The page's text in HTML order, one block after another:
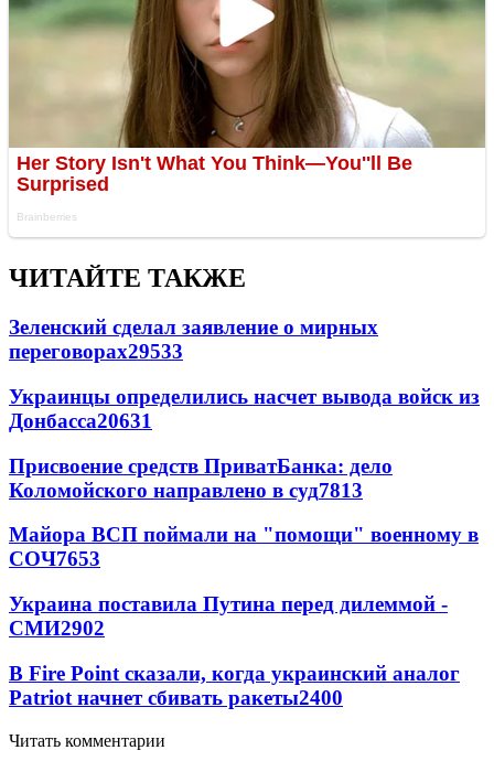
ЧИТАЙТЕ ТАКЖЕ
Зеленский сделал заявление о мирных
переговорах29533
Украинцы определились насчет вывода войск из
Донбасса20631
Присвоение средств ПриватБанка: дело
Коломойского направлено в суд7813
Майора ВСП поймали на "помощи" военному в
СОЧ7653
Украина поставила Путина перед дилеммой -
СМИ2902
В Fire Point сказали, когда украинский аналог
Patriot начнет сбивать ракеты2400
Читать комментарии